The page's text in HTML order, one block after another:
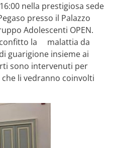
nella prestigiosa sede
presso il Palazzo
Adolescenti OPEN.
la malattia da
guarigione insieme ai
sono intervenuti per
li vedranno coinvolti